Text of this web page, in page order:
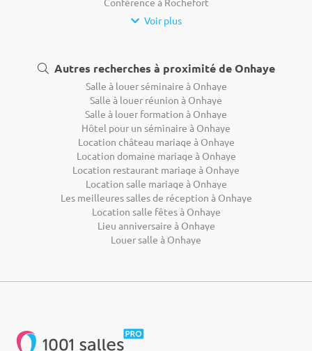
Voir plus
Autres recherches à proximité de Onhaye
Salle à louer séminaire à Onhaye
Salle à louer réunion à Onhaye
Salle à louer formation à Onhaye
Hôtel pour un séminaire à Onhaye
Location château mariage à Onhaye
Location domaine mariage à Onhaye
Location restaurant mariage à Onhaye
Location salle mariage à Onhaye
Les meilleures salles de réception à Onhaye
Location salle fêtes à Onhaye
Lieu anniversaire à Onhaye
Louer salle à Onhaye